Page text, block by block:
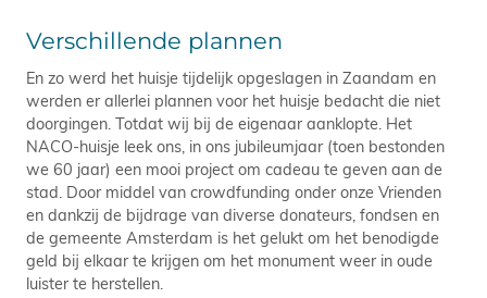
Verschillende plannen
En zo werd het huisje tijdelijk opgeslagen in Zaandam en
werden er allerlei plannen voor het huisje bedacht die niet
doorgingen. Totdat wij bij de eigenaar aanklopte. Het
NACO-huisje leek ons, in ons jubileumjaar (toen bestonden
we 60 jaar) een mooi project om cadeau te geven aan de
stad. Door middel van crowdfunding onder onze Vrienden
en dankzij de bijdrage van diverse donateurs, fondsen en
de gemeente Amsterdam is het gelukt om het benodigde
geld bij elkaar te krijgen om het monument weer in oude
luister te herstellen.